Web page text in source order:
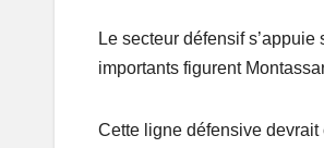
Le secteur défensif
importants figurent
Cette ligne défensive devrait